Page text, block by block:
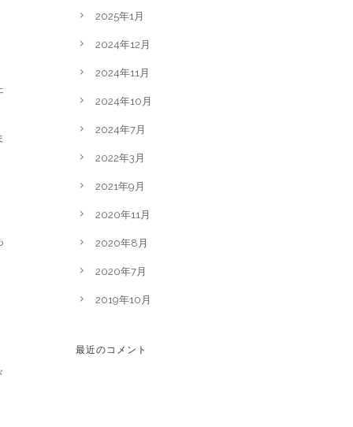
2025年1月
2024年12月
2024年11月
2024年10月
2024年7月
2022年3月
2021年9月
2020年11月
2020年8月
2020年7月
2019年10月
最近のコメント